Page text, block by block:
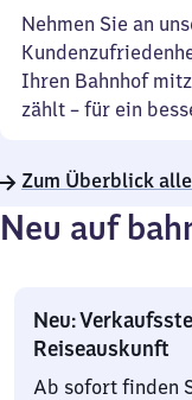
Nehmen Sie an
Ihren Bahnhof
zählt – für ein
Zum Überblick
Neu auf
Neu:
Reiseauskunft
Ab sofort finden